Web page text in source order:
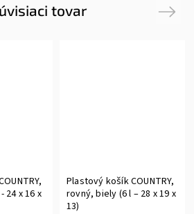
tovar
24 x 16 x
Plastový košík COUNTRY,
rovný, biely (6 l – 28 x 19 x
13)
Next